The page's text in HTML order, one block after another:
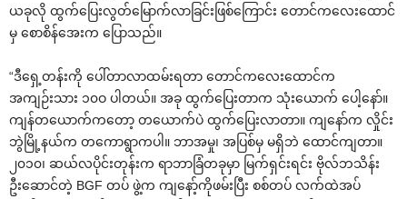
ယခုလို ထွက်‌ပြေးလွတ်‌မြောက်လာခြင်းဖြစ်‌ကြောင်း ‌တောင်က‌လေး‌ထောင်
မှ ‌စောစိန်‌အေးက ‌ပြောသည်။
“ဒီ‌ရှေ့တန်းကို ‌ပေါ်တာလာထမ်းရတာ ‌တောင်က‌လေး‌ထောင်က
အကျဉ်းသား ၁၀ဝ ပါတယ်။ အခု ထွက်‌ပြေးတာက သုံး‌ယောက် ‌ပေါ့‌နော်။
ကျန်တ‌ယောက်က‌တော့ တ‌ယောက်ပဲ ထွက်‌ပြေးလာတာ။ ကျ‌နော်က လှိုင်း
ဘွဲမြို့နယ်က တ‌ကောရွာကပါ။ ဘာအမှု၊ အပြစ်မှ မရှိဘဲ ‌ထောင်ကျတာ။
၂၀၁၀၊ ဆယ်လပိုင်းတုန်းက ရာဘာခြံတခုမှာ မြက်ရှင်းရင်း ဗိုလ်ဘသိန်း
ဦး‌ဆောင်တဲ့ BGF တပ် ဖွဲ့က ကျ‌နော့်ကိုဖမ်းပြီး စစ်တပ် လက်ထဲအပ်